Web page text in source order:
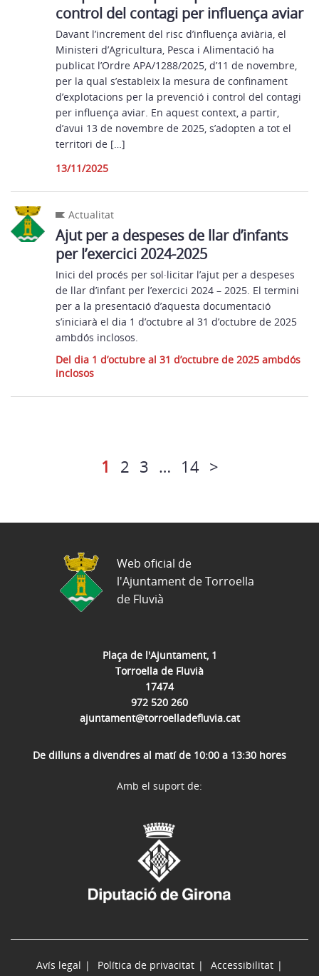
control del contagi per influença aviar
Davant l’increment del risc d’influença aviària, el
Ministeri d’Agricultura, Pesca i Alimentació ha
publicat l’Ordre APA/1288/2025, d’11 de novembre,
per la qual s’estableix la mesura de confinament
d’explotacions per la prevenció i control del contagi
per influença aviar. En aquest context, a partir,
d’avui 13 de novembre de 2025, s’adopten a tot el
territori de […]
13/11/2025
Actualitat
Ajut per a despeses de llar d’infants
per l’exercici 2024-2025
Inici del procés per sol·licitar l’ajut per a despeses
de llar d’infant per l’exercici 2024 – 2025. El termini
per a la presentació d’aquesta documentació
s’iniciarà el dia 1 d’octubre al 31 d’octubre de 2025
ambdós inclosos.
Del dia 1 d’octubre al 31 d’octubre de 2025 ambdós
inclosos
1 2 3 … 14 >
Plaça de l'Ajuntament, 1
Torroella de Fluvià
17474
972 520 260
ajuntament@torroelladefluvia.cat
De dilluns a divendres al matí de 10:00 a 13:30 hores
Web oficial de
l'Ajuntament de Torroella
de Fluvià
Avís legal Política de privacitat Accessibilitat
Amb el suport de: